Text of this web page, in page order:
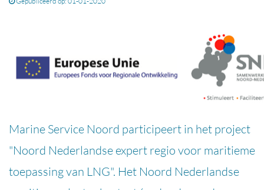
Marine Service Noord participeert in het project
"Noord Nederlandse expert regio voor maritieme
toepassing van LNG". Het Noord Nederlandse